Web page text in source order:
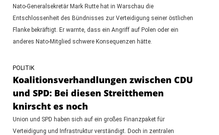
Nato-Generalsekretär Mark Rutte hat in Warschau die
Entschlossenheit des Bündnisses zur Verteidigung seiner östlichen
Flanke bekräftigt. Er warnte, dass ein Angriff auf Polen oder ein
anderes Nato-Mitglied schwere Konsequenzen hätte.
POLITIK
Koalitionsverhandlungen zwischen CDU
und SPD: Bei diesen Streitthemen
knirscht es noch
Union und SPD haben sich auf ein großes Finanzpaket für
Verteidigung und Infrastruktur verständigt. Doch in zentralen